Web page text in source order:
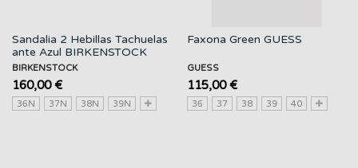
Sandalia 2 Hebillas Tachuelas
ante Azul BIRKENSTOCK
BIRKENSTOCK
160,00 €
36N 37N 38N 39N
Faxona Green GUESS
GUESS
115,00 €
36 37 38 39 40